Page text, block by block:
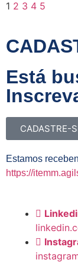
1 2 3 4 5
Está
CADASTRE-
Estamos
https://